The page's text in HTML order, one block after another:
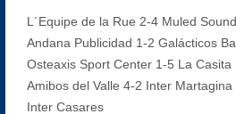
L´Equipe de la Rue 2-4 Muled Sound
Andana Publicidad 1-2 Galácticos
Osteaxis Sport Center 1-5 La Casita
Amibos del Valle 4-2 Inter Martagina
Inter Casares